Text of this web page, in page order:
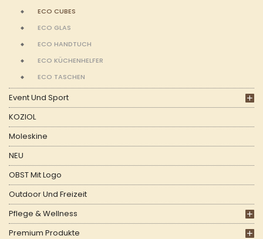
ECO CUBES
ECO GLAS
ECO HANDTUCH
ECO KÜCHENHELFER
ECO TASCHEN
Event Und Sport
KOZIOL
Moleskine
NEU
OBST Mit Logo
Outdoor Und Freizeit
Pflege & Wellness
Premium Produkte